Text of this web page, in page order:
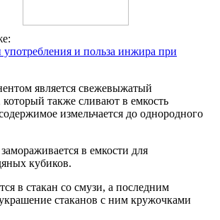
и польза инжира при
является свежевыжатый
также сливают в емкость
измельчается до однородного
в емкости для
кубиков.
в стакан со смузи, а последним
стаканов с ним кружочками